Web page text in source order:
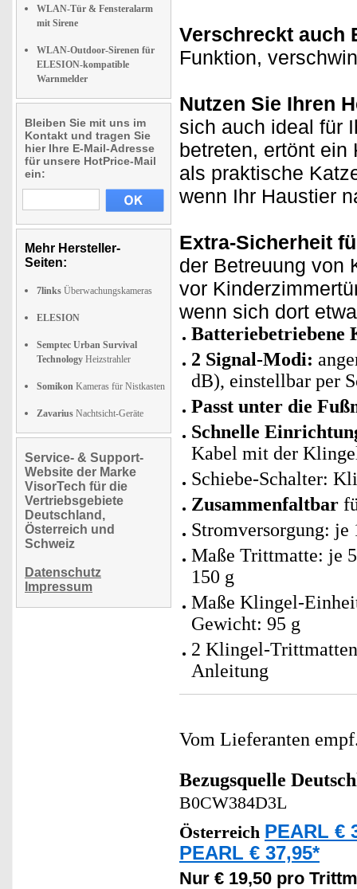
WLAN-Tür & Fensteralarm
mit Sirene
WLAN-Outdoor-Sirenen für
ELESION-kompatible
Warnmelder
Bleiben Sie mit uns im
Kontakt und tragen Sie
hier Ihre E-Mail-Adresse
für unsere HotPrice-Mail
ein:
Mehr Hersteller-
Seiten:
7links Überwachungskameras
ELESION
Semptec Urban Survival
Technology Heizstrahler
Somikon Kameras für Nistkasten
Zavarius Nachtsicht-Geräte
Service- & Support-
Website der Marke
VisorTech für die
Vertriebsgebiete
Deutschland,
Österreich und
Schweiz
Datenschutz
Impressum
Verschreckt auch
Funktion,
Nutzen Sie Ihren
sich auch ideal für
betreten, ertönt ein
als praktische
wenn Ihr Haustier
Extra-Sicherheit
der Betreuung von
vor
wenn sich dort
2 Signal-Modi:
dB), einstellbar per
Passt unter die
Schnelle
Kabel mit der
Schiebe-Schalter:
Zusammenfaltbar
Stromversorgung:
Maße Trittmatte: je
150 g
Maße Klingel-
Gewicht: 95 g
2 Klingel-
Anleitung
Vom Lieferanten
Bezugsquelle
B0CW384D3L
Österreich PEARL €
PEARL € 37,95*
Nur € 19,50 pro